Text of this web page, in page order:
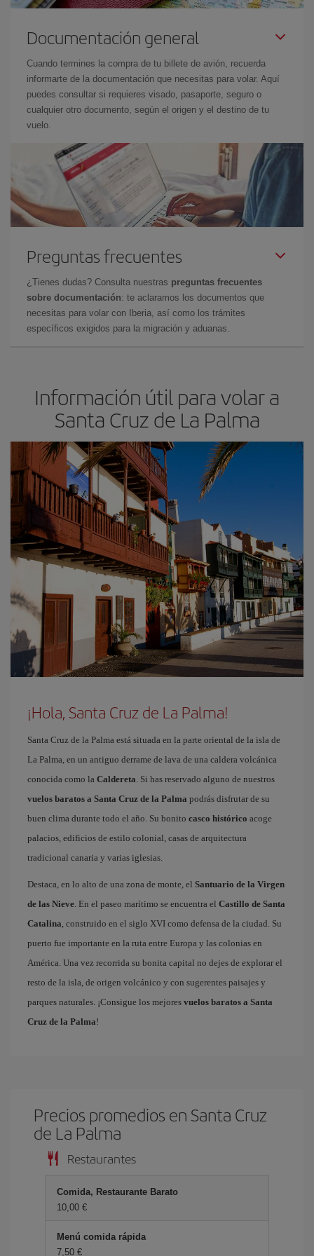
Documentación general
Cuando termines la compra de tu billete de avión, recuerda
informarte de la documentación que necesitas para volar. Aquí
puedes consultar si requieres visado, pasaporte, seguro o
cualquier otro documento, según el origen y el destino de tu
vuelo.
Preguntas frecuentes
¿Tienes dudas? Consulta nuestras preguntas frecuentes
sobre documentación: te aclaramos los documentos que
necesitas para volar con Iberia, así como los trámites
específicos exigidos para la migración y aduanas.
Información útil para volar a
Santa Cruz de La Palma
¡Hola, Santa Cruz de La Palma!
Santa Cruz de la Palma está situada en la parte oriental de la isla de
La Palma, en un antiguo derrame de lava de una caldera volcánica
conocida como la Caldereta. Si has reservado alguno de nuestros
vuelos baratos a Santa Cruz de la Palma podrás disfrutar de su
buen clima durante todo el año. Su bonito casco histórico acoge
palacios, edificios de estilo colonial, casas de arquitectura
tradicional canaria y varias iglesias.
Destaca, en lo alto de una zona de monte, el Santuario de la Virgen
de las Nieve. En el paseo marítimo se encuentra el Castillo de Santa
Catalina, construido en el siglo XVI como defensa de la ciudad. Su
puerto fue importante en la ruta entre Europa y las colonias en
América. Una vez recorrida su bonita capital no dejes de explorar el
resto de la isla, de origen volcánico y con sugerentes paisajes y
parques naturales. ¡Consigue los mejores vuelos baratos a Santa
Cruz de la Palma!
Precios promedios en Santa Cruz
de La Palma
Restaurantes
Comida, Restaurante Barato
10,00 €
Menú comida rápida
7,50 €